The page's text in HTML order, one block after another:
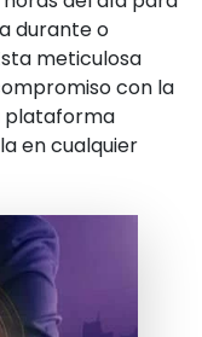
durante o
meticulosa
con la
plataforma
en cualquier